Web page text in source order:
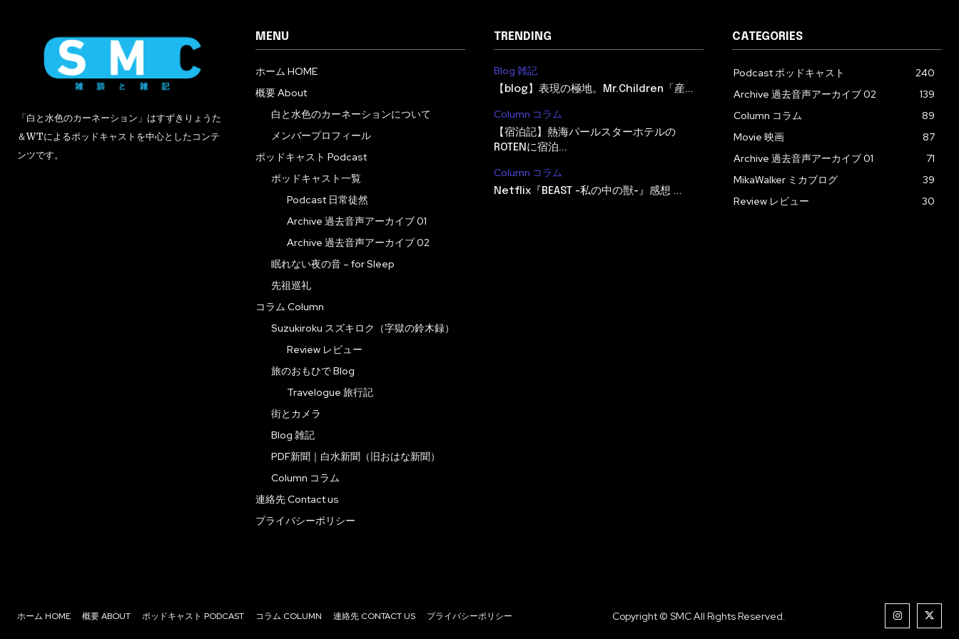
「白と水色のカーネーション」はすずきりょうた
＆WTによるポッドキャストを中心としたコンテ
ンツです。
MENU
ホーム HOME
概要 About
白と水色のカーネーションについて
メンバープロフィール
ポッドキャスト Podcast
ポッドキャスト一覧
Podcast 日常徒然
Archive 過去音声アーカイブ 01
Archive 過去音声アーカイブ 02
眠れない夜の音 – for Sleep
先祖巡礼
コラム Column
Suzukiroku スズキロク（字獄の鈴木録）
Review レビュー
旅のおもひで Blog
Travelogue 旅行記
街とカメラ
Blog 雑記
PDF新聞｜白水新聞（旧おはな新聞）
Column コラム
連絡先 Contact us
プライバシーポリシー
TRENDING
Blog 雑記
【blog】表現の極地。Mr.Children「産...
Column コラム
【宿泊記】熱海パールスターホテルの
ROTENに宿泊...
Column コラム
Netflix『BEAST -私の中の獣-』感想 ...
CATEGORIES
Podcast ポッドキャスト
240
Archive 過去音声アーカイブ 02
139
Column コラム
89
Movie 映画
87
Archive 過去音声アーカイブ 01
71
MikaWalker ミカブログ
39
Review レビュー
30
ホーム HOME 概要 ABOUT ポッドキャスト PODCAST コラム COLUMN 連絡先 CONTACT US プライバシーポリシー Copyright © SMC All Rights Reserved.